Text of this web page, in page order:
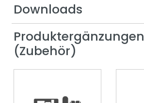
Downloads
Produktergänzungen
(Zubehör)